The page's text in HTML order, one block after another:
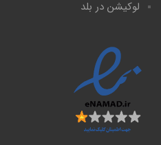
لوکیشن در بلد